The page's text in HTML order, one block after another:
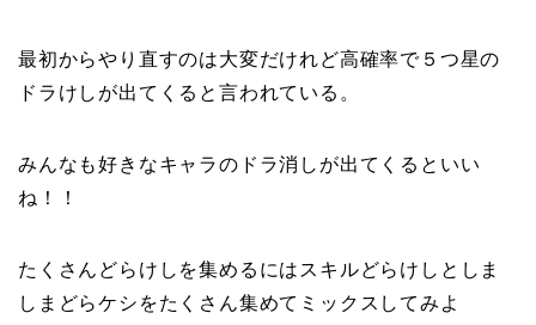
最初からやり直すのは大変だけれど高確率で５つ星の
ドラけしが出てくると言われている。
みんなも好きなキャラのドラ消しが出てくるといい
ね！！
たくさんどらけしを集めるにはスキルどらけしとしま
しまどらケシをたくさん集めてミックスしてみよ